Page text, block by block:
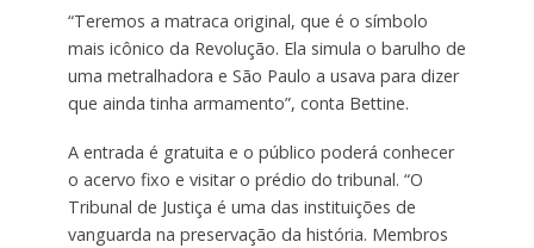
“Teremos a matraca original, que é o símbolo
mais icônico da Revolução. Ela simula o barulho de
uma metralhadora e São Paulo a usava para dizer
que ainda tinha armamento”, conta Bettine.
A entrada é gratuita e o público poderá conhecer
o acervo fixo e visitar o prédio do tribunal. “O
Tribunal de Justiça é uma das instituições de
vanguarda na preservação da história. Membros